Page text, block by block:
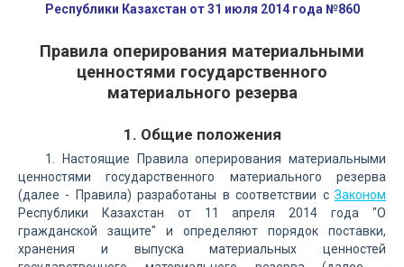
Республики Казахстан от 31 июля 2014 года №860
Правила оперирования материальными
ценностями государственного
материального резерва
1. Общие положения
1. Настоящие Правила оперирования материальными
ценностями государственного материального резерва
(далее - Правила) разработаны в соответствии с Законом
Республики Казахстан от 11 апреля 2014 года "О
гражданской защите" и определяют порядок поставки,
хранения и выпуска материальных ценностей